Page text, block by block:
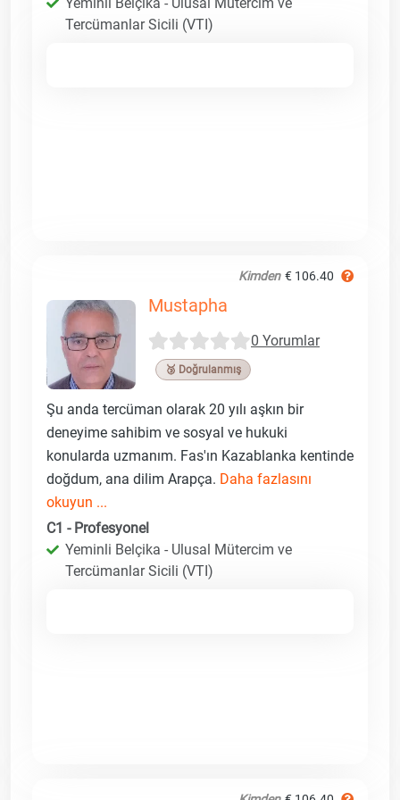
Tercümanlar Sicili (VTI)
Kimden € 106.40
Mustapha
0 Yorumlar
🥉 Doğrulanmış
Şu anda tercüman olarak 20 yılı aşkın bir
deneyime sahibim ve sosyal ve hukuki
konularda uzmanım. Fas'ın Kazablanka kentinde
doğdum, ana dilim Arapça. Daha fazlasını
okuyun ...
C1 - Profesyonel
Yeminli Belçika - Ulusal Mütercim ve
Tercümanlar Sicili (VTI)